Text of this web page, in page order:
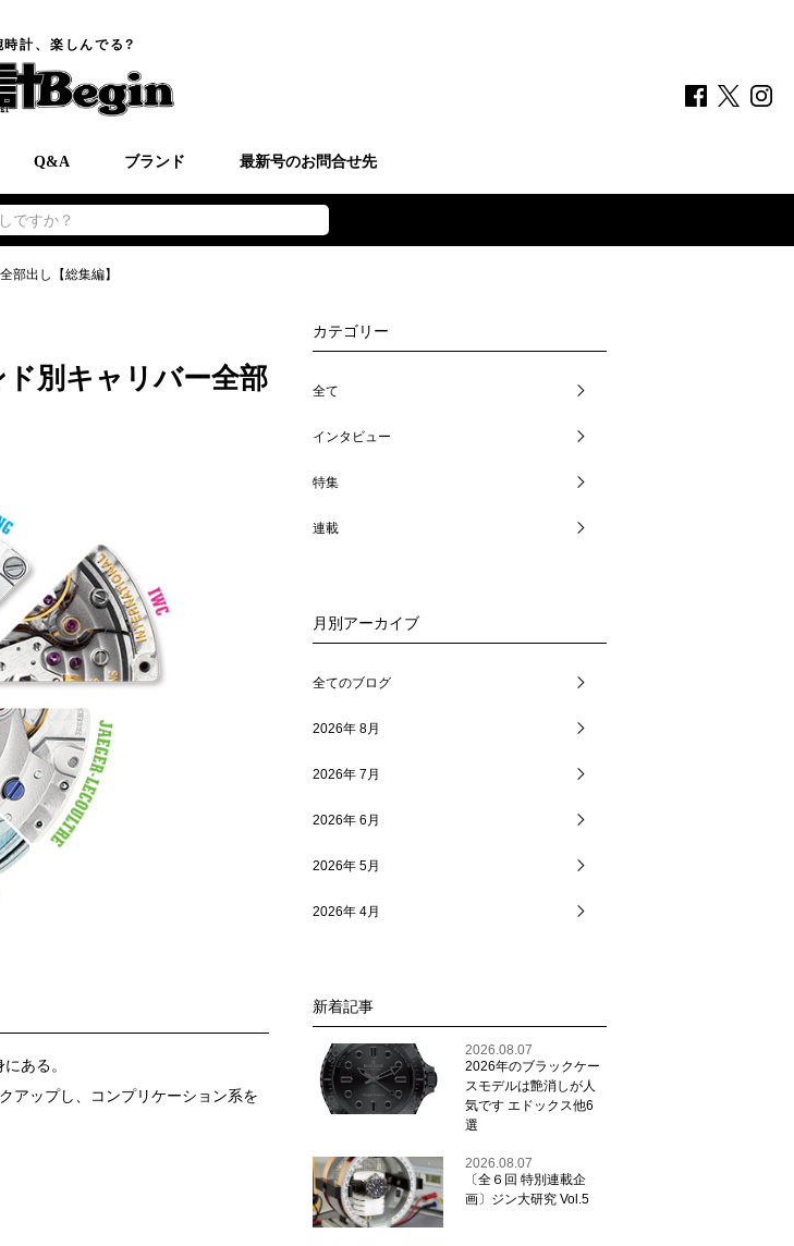
時計、楽しんでる?
Q&A ブランド 最新号のお問合せ先
ですか？
部出し【総集編】
別キャリバー全部
ある。
アップし、コンプリケーション系を
カテゴリー
全て
インタビュー
特集
連載
月別アーカイブ
全てのブログ
2026年 8月
2026年 7月
2026年 6月
2026年 5月
2026年 4月
新着記事
2026.08.07
2026年のブラックケー
スモデルは艶消しが人
気です エドックス他6
選
2026.08.07
〔全６回 特別連載企
画〕ジン大研究 Vol.5